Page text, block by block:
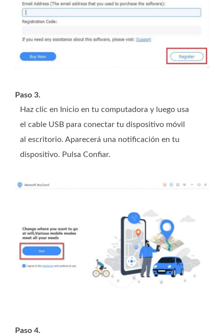
Paso 3.
Haz clic en Inicio en tu computadora y luego usa
el cable USB para conectar tu dispositivo móvil
al escritorio. Aparecerá una notificación en tu
dispositivo. Pulsa Confiar.
Paso 4.